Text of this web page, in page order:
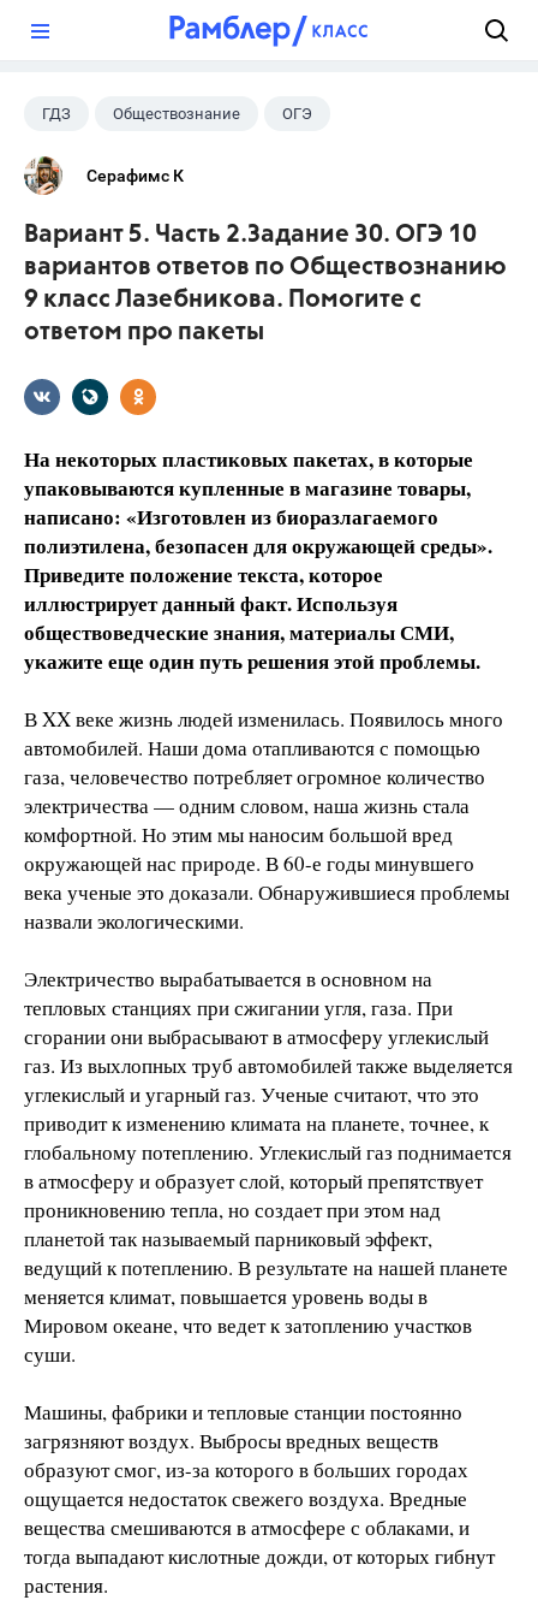
ГДЗ Обществознание ОГЭ
9 класс
Серафимс К
Вариант 5. Часть 2.Задание 30. ОГЭ 10
вариантов ответов по Обществознанию
9 класс Лазебникова. Помогите с
ответом про пакеты
На некоторых пластиковых пакетах, в которые
упаковываются купленные в магазине товары,
написано: «Изготовлен из биоразлагаемого
полиэтилена, безопасен для окружающей среды».
Приведите положение текста, которое
иллюстрирует данный факт. Используя
обществоведческие знания, материалы СМИ,
укажите еще один путь решения этой проблемы.
В XX веке жизнь людей изменилась. Появилось много
автомобилей. Наши дома отапливаются с помощью
газа, человечество потребляет огромное количество
электричества — одним словом, наша жизнь стала
комфортной. Но этим мы наносим большой вред
окружающей нас природе. В 60-е годы минувшего
века ученые это доказали. Обнаружившиеся проблемы
назвали экологическими.
Электричество вырабатывается в основном на
тепловых станциях при сжигании угля, газа. При
сгорании они выбрасывают в атмосферу углекислый
газ. Из выхлопных труб автомобилей также выделяется
углекислый и угарный газ. Ученые считают, что это
приводит к изменению климата на планете, точнее, к
глобальному потеплению. Углекислый газ поднимается
в атмосферу и образует слой, который препятствует
проникновению тепла, но создает при этом над
планетой так называемый парниковый эффект,
ведущий к потеплению. В результате на нашей планете
меняется климат, повышается уровень воды в
Мировом океане, что ведет к затоплению участков
суши.
Машины, фабрики и тепловые станции постоянно
загрязняют воздух. Выбросы вредных веществ
образуют смог, из-за которого в больших городах
ощущается недостаток свежего воздуха. Вредные
вещества смешиваются в атмосфере с облаками, и
тогда выпадают кислотные дожди, от которых гибнут
растения.